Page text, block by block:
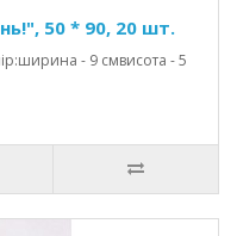
50 * 90, 20 шт.
- 9 смвисота - 5